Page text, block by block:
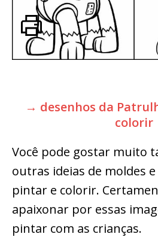
→ desenhos da
colorir
Você pode gostar muito
outras ideias de moldes
pintar e colorir.
apaixonar por essas
pintar com as crianças.